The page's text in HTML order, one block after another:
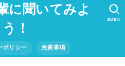
に聞いてみよ
う！
ポリシー 免責事項
SEARCH